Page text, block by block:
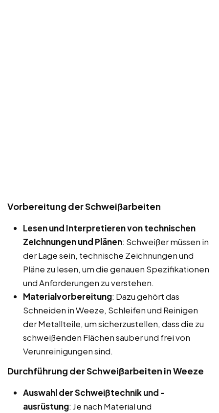
Vorbereitung der Schweißarbeiten
Lesen und Interpretieren von technischen
Zeichnungen und Plänen: Schweißer müssen in
der Lage sein, technische Zeichnungen und
Pläne zu lesen, um die genauen Spezifikationen
und Anforderungen zu verstehen.
Materialvorbereitung: Dazu gehört das
Schneiden in Weeze, Schleifen und Reinigen
der Metallteile, um sicherzustellen, dass die zu
schweißenden Flächen sauber und frei von
Verunreinigungen sind.
Durchführung der Schweißarbeiten in Weeze
Auswahl der Schweißtechnik und -
ausrüstung: Je nach Material und